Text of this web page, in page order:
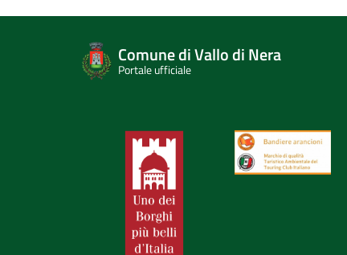
Comune di Vallo di Nera
Portale ufficiale